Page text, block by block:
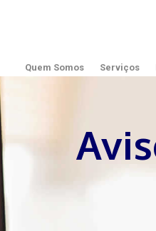
Quem Somos Serviços